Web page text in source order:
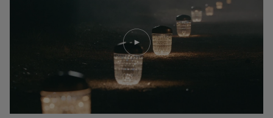
Riproduci
video
Video
YouTube,
lampada
portatile
mini